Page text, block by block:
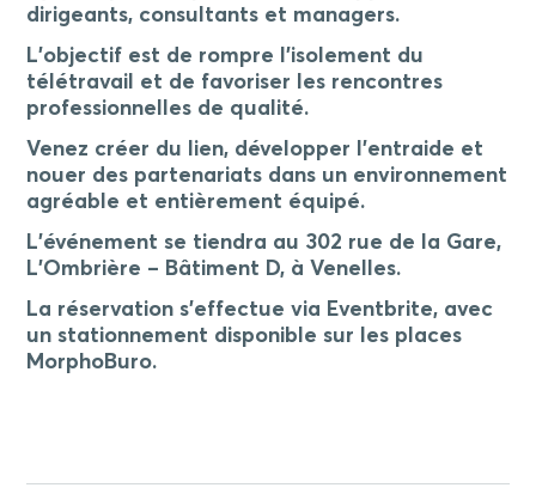
dirigeants, consultants et managers.
L’objectif est de rompre l’isolement du
télétravail et de favoriser les rencontres
professionnelles de qualité.
Venez créer du lien, développer l’entraide et
nouer des partenariats dans un environnement
agréable et entièrement équipé.
L’événement se tiendra au 302 rue de la Gare,
L’Ombrière – Bâtiment D, à Venelles.
La réservation s’effectue via Eventbrite, avec
un stationnement disponible sur les places
MorphoBuro.